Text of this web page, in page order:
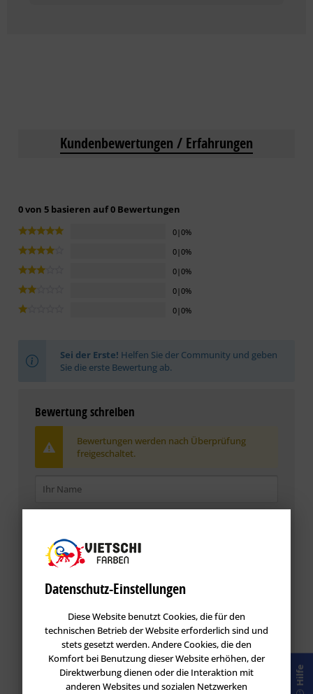
Kundenbewertungen / Erfahrungen
0 von 5 basieren auf 0 Bewertungen
0|0%
0|0%
0|0%
0|0%
0|0%
Sei der Erste! Helfen Sie der Community und geben
Sie die erste Bewertung ab.
Bewertung schreiben
Bewertungen werden nach Überprüfung
freigeschaltet.
Die mit einem * markierten Felder sind Pflichtfelder.
Speichern Hilfe
Datenschutz-Einstellungen
Diese Website benutzt Cookies, die für den
technischen Betrieb der Website erforderlich sind und
stets gesetzt werden. Andere Cookies, die den
Komfort bei Benutzung dieser Website erhöhen, der
Direktwerbung dienen oder die Interaktion mit
anderen Websites und sozialen Netzwerken